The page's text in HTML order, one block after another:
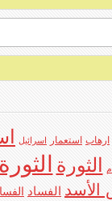
ارهاب استعمار اسرائيل
الثورة
الأسد الفساد